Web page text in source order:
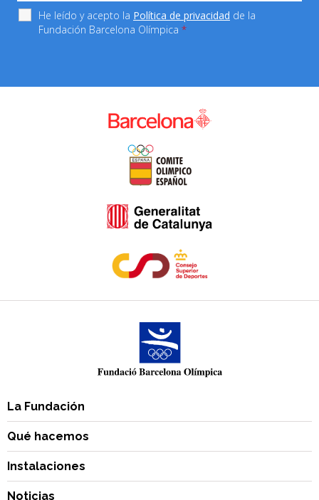
He leído y acepto la Política de privacidad de la
Fundación Barcelona Olímpica *
La Fundación
Qué hacemos
Instalaciones
Noticias